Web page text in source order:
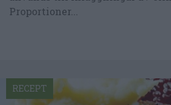
Proportioner...
RECEPT